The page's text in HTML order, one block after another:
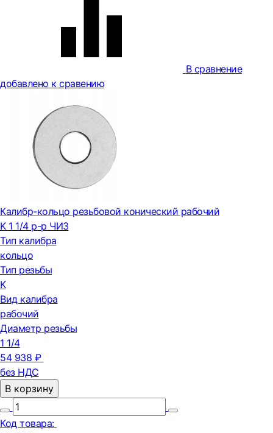
В сравнение
добавлено к сравению
Калибр-кольцо резьбовой конический рабочий
K 1 1/4 р-р ЧИЗ
Тип калибра
кольцо
Тип резьбы
K
Вид калибра
рабочий
Диаметр резьбы
1 1/4
54 938 ₽
без НДС
В корзину
Код товара: